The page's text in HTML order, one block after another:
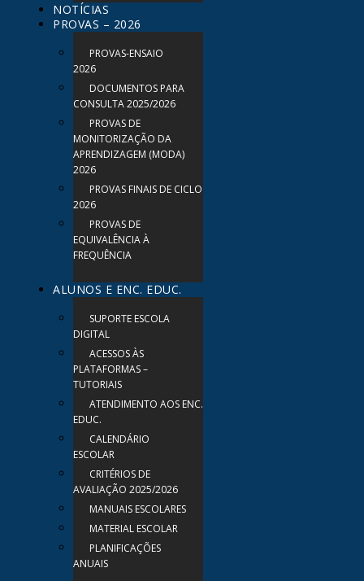
NOTÍCIAS
PROVAS – 2026
PROVAS-ENSAIO
2026
DOCUMENTOS PARA
CONSULTA 2025/2026
PROVAS DE
MONITORIZAÇÃO DA
APRENDIZAGEM (MODA)
2026
PROVAS FINAIS DE CICLO
2026
PROVAS DE
EQUIVALÊNCIA À
FREQUÊNCIA
ALUNOS E ENC. EDUC.
SUPORTE ESCOLA
DIGITAL
ACESSOS ÀS
PLATAFORMAS –
TUTORIAIS
ATENDIMENTO AOS ENC.
EDUC.
CALENDÁRIO
ESCOLAR
CRITÉRIOS DE
AVALIAÇÃO 2025/2026
MANUAIS ESCOLARES
MATERIAL ESCOLAR
PLANIFICAÇÕES
ANUAIS